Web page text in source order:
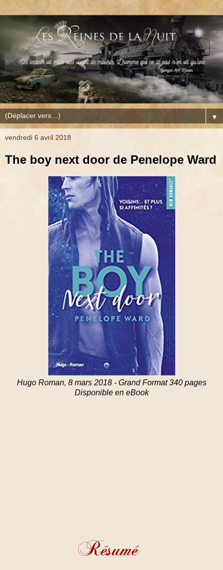
▼
vendredi 6 avril 2018
The boy next door de Penelope Ward
Hugo Roman, 8 mars 2018 - Grand Format 340 pages
Disponible en eBook